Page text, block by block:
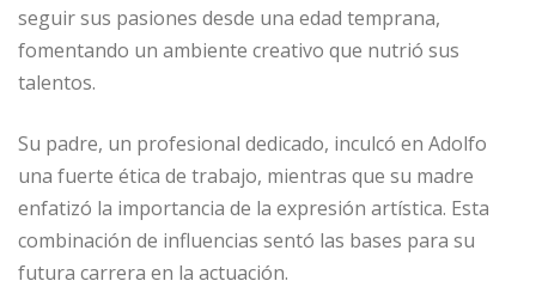
seguir sus pasiones desde una edad temprana,
fomentando un ambiente creativo que nutrió sus
talentos.
Su padre, un profesional dedicado, inculcó en Adolfo
una fuerte ética de trabajo, mientras que su madre
enfatizó la importancia de la expresión artística. Esta
combinación de influencias sentó las bases para su
futura carrera en la actuación.